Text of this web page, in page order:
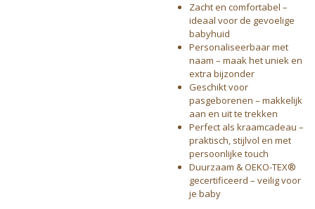
Zacht en comfortabel –
ideaal voor de gevoelige
babyhuid
Personaliseerbaar met
naam – maak het uniek en
extra bijzonder
Geschikt voor
pasgeborenen – makkelijk
aan en uit te trekken
Perfect als kraamcadeau –
praktisch, stijlvol en met
persoonlijke touch
Duurzaam & OEKO-TEX®
gecertificeerd – veilig voor
je baby